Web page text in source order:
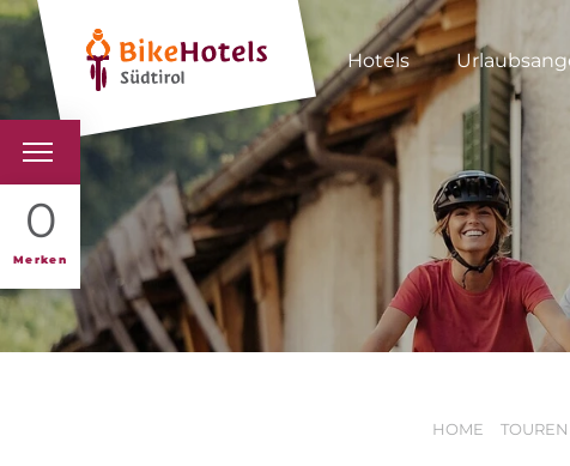
Hotels
0
Merken
BIKEHOTELS
HOTELS & PAKETE
TOUREN & REVIERE
SCHLUSSLICHTERHOME